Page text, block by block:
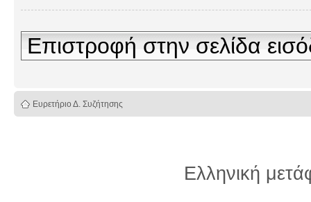
Επιστροφή στην σελίδα
Ευρετήριο Δ. Συζήτησης
Ελληνική